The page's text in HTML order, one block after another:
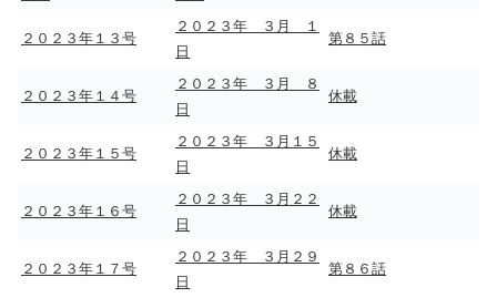
２０２３年１３号
２０２３年 ３月 １
日
第８５話
２０２３年１４号
２０２３年 ３月 ８
日
休載
２０２３年１５号
２０２３年 ３月１５
日
休載
２０２３年１６号
２０２３年 ３月２２
日
休載
２０２３年１７号
２０２３年 ３月２９
日
第８６話